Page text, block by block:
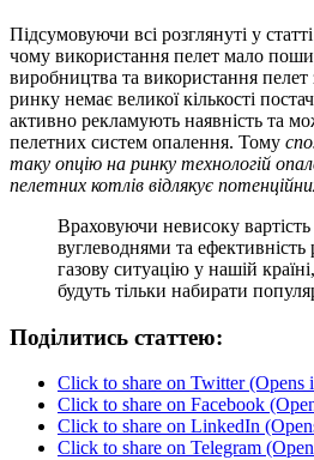
Підсумовуючи всі розглянуті у
чому використання пелет мало
виробництва та використання пелет
ринку немає великої кількості
активно рекламують наявність та
пелетних систем опалення. Тому
таку опцію на ринку технологій
пелетних котлів відлякує
Враховуючи невисоку
вуглеводнями та ефективність
газову ситуацію у нашій
будуть тільки набирати
Поділитись статтею:
Click to share on Twitter
Click to share on Facebook
Click to share on LinkedIn
Click to share on Telegram